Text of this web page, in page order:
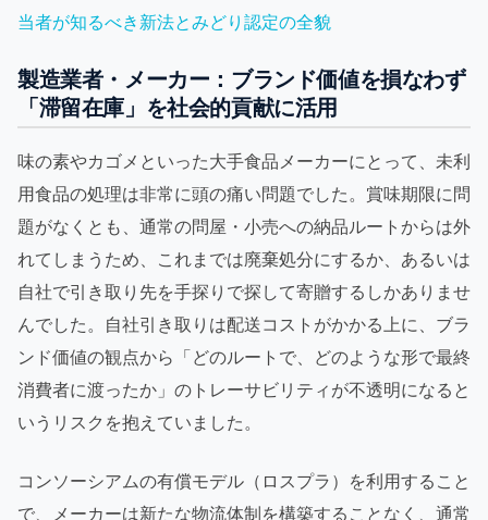
当者が知るべき新法とみどり認定の全貌
製造業者・メーカー：ブランド価値を損なわず
「滞留在庫」を社会的貢献に活用
味の素やカゴメといった大手食品メーカーにとって、未利
用食品の処理は非常に頭の痛い問題でした。賞味期限に問
題がなくとも、通常の問屋・小売への納品ルートからは外
れてしまうため、これまでは廃棄処分にするか、あるいは
自社で引き取り先を手探りで探して寄贈するしかありませ
んでした。自社引き取りは配送コストがかかる上に、ブラ
ンド価値の観点から「どのルートで、どのような形で最終
消費者に渡ったか」のトレーサビリティが不透明になると
いうリスクを抱えていました。
コンソーシアムの有償モデル（ロスプラ）を利用すること
で、メーカーは新たな物流体制を構築することなく、通常